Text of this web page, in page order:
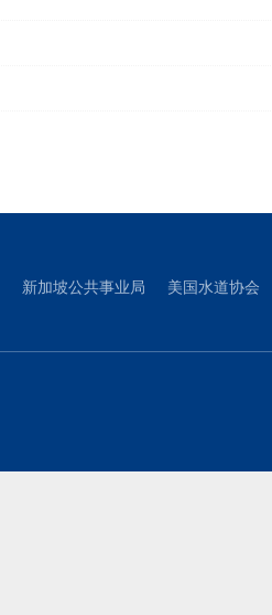
新加坡公共事业局
美国水道协会